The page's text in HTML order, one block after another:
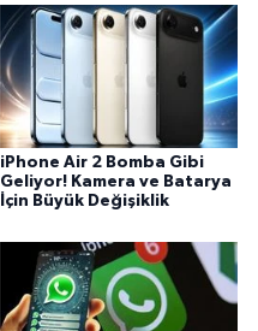
iPhone Air 2 Bomba Gibi
Geliyor! Kamera ve Batarya
İçin Büyük Değişiklik